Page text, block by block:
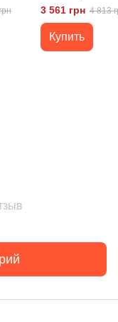
3 561 грн 4 813
Купить